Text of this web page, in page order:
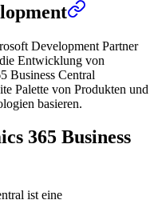
Development Partner
Entwicklung von
Business Central
Palette von Produkten und
basieren.
365 Business
ist eine